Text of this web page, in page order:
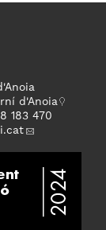
d'Anoia
183 470